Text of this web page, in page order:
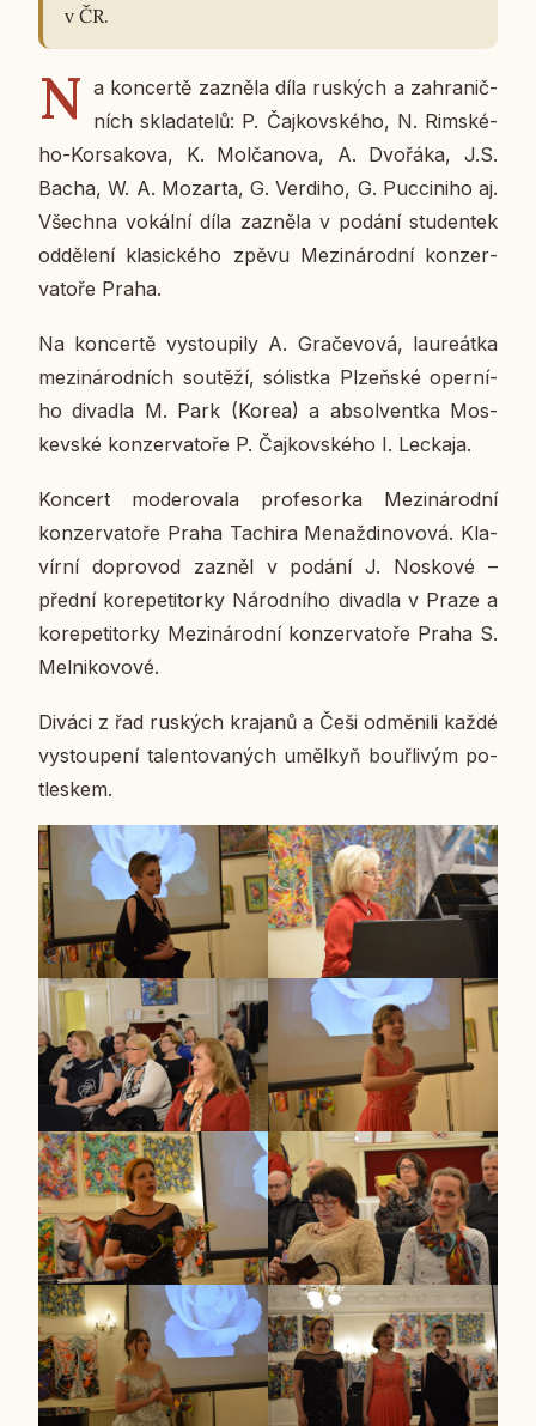
v ČR.
N a kon­cer­tě za­zně­la díla rus­kých a za­hra­nič­
ních skla­da­te­lů: P. Čaj­kov­ské­ho, N. Rim­ské­
ho-Kor­sa­ko­va, K. Mol­ča­no­va, A. Dvo­řá­ka, J.S.
Bacha, W. A. Mo­zar­ta, G. Ver­di­ho, G. Puc­ci­ni­ho aj.
Všech­na vo­kál­ní díla za­zně­la v podání stu­den­tek
od­dě­le­ní kla­sic­ké­ho zpěvu Me­zi­ná­rod­ní kon­zer­
va­to­ře Praha.
Na kon­cer­tě vy­stou­pi­ly A. Gra­če­vo­vá, lau­re­át­ka
me­zi­ná­rod­ních sou­tě­ží, só­list­ka Pl­zeň­ské oper­ní­
ho di­va­dla M. Park (Korea) a ab­sol­vent­ka Mos­
kev­ské kon­zer­va­to­ře P. Čaj­kov­ské­ho I. Lec­ka­ja.
Kon­cert mo­de­ro­va­la pro­fe­sor­ka Me­zi­ná­rod­ní
kon­zer­va­to­ře Praha Ta­chi­ra Me­naž­di­no­vo­vá. Kla­
vír­ní do­pro­vod zazněl v podání J. No­s­ko­vé –
přední ko­re­pe­ti­tor­ky Ná­rod­ní­ho di­va­dla v Praze a
ko­re­pe­ti­tor­ky Me­zi­ná­rod­ní kon­zer­va­to­ře Praha S.
Mel­ni­ko­vo­vé.
Diváci z řad rus­kých kra­ja­nů a Češi od­mě­ni­li každé
vy­stou­pe­ní ta­len­to­va­ných uměl­kyň bouř­li­vým po­
tles­kem.